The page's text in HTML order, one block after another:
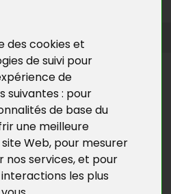
des cookies et
de suivi pour
de
suivantes : pour
de base du
une meilleure
Web, pour mesurer
nos services,et pour
les plus
YVELINES
DE LA MONTÉE
DES
!
BGE suite aux voeux